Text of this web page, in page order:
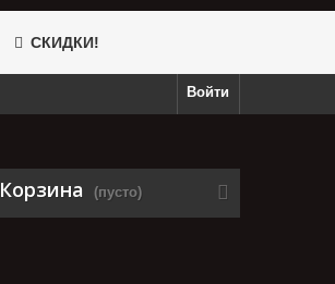
СКИДКИ!
Войти
Корзина (пусто)